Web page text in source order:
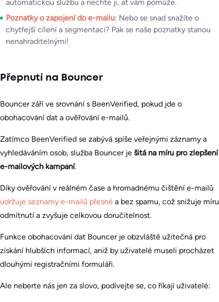
automatickou službu a nechte ji, ať vám pomůže.
Poznatky o zapojení do e-mailu: Nebo se snad snažíte o
chytřejší cílení a segmentaci? Pak se naše poznatky stanou
nenahraditelnými!
Přepnutí na Bouncer
Bouncer září ve srovnání s BeenVerified, pokud jde o
obohacování dat a ověřování e-mailů.
Zatímco BeenVerified se zabývá spíše veřejnými záznamy a
vyhledáváním osob, služba Bouncer je šitá na míru pro zlepšení
e-mailových kampaní.
Díky ověřování v reálném čase a hromadnému čištění e-mailů
udržuje seznamy e-mailů přesné a bez spamu, což snižuje míru
odmítnutí a zvyšuje celkovou doručitelnost.
Funkce obohacování dat Bouncer je obzvláště užitečná pro
získání hlubších informací, aniž by uživatelé museli procházet
dlouhými registračními formuláři.
Ale neberte nás jen za slovo, podívejte se, co říkají uživatelé: